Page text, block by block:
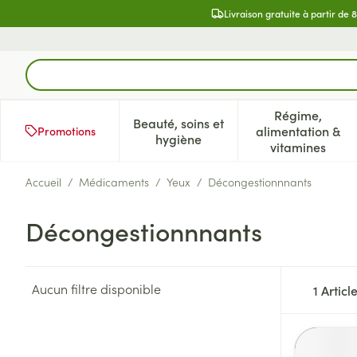
Livraison gratuite à partir de
Rechercher
Promotions
Beauté, soins et
hygièneAfficher le sous-menu pour la
Régime,
alimentation &
vitamines
Afficher
Accueil / Médicaments / Yeux / Décongestionnnants
Décongestionnnants
Aucun filtre disponible 1 Article